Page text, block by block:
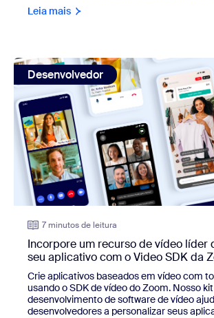
Leia mais
view: Incorpore um recurso de vídeo
Desenvolvedor
7 minutos de leitura
Incorpore um recurso de vídeo líder
seu aplicativo com o Video SDK da
Crie aplicativos baseados em vídeo com
usando o SDK de vídeo do Zoom. Nosso
desenvolvimento de software de vídeo
desenvolvedores a personalizar seus